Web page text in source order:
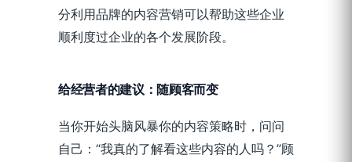
分利用品牌的内容营销可以帮助这些企业
顺利度过企业的各个发展阶段。
给经营者的建议：随顾客而变
当你开始头脑风暴你的内容策略时，问问
自己：“我真的了解看这些内容的人吗？”顾